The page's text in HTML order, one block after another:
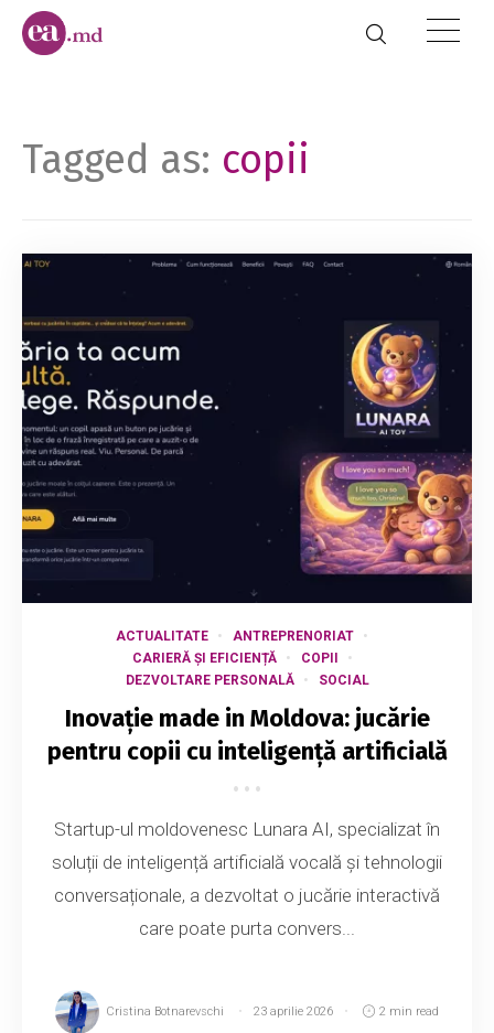
Tagged as: copii
ACTUALITATE
ANTREPRENORIAT
CARIERĂ ȘI EFICIENȚĂ
COPII
DEZVOLTARE PERSONALĂ
SOCIAL
Inovație made in Moldova: jucărie
pentru copii cu inteligență artificială
Startup-ul moldovenesc Lunara AI, specializat în
soluții de inteligență artificială vocală și tehnologii
conversaționale, a dezvoltat o jucărie interactivă
care poate purta convers...
Cristina Botnarevschi 23 aprilie 2026 2 min read